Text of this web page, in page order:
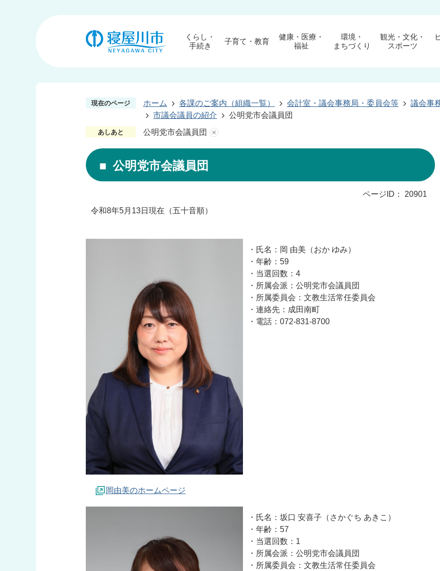
くらし・
手続き
子育て・教育
健康・医療・
福祉
環境・
まちづくり
観光・文化・
スポーツ
現在のページ ホーム 各課のご案内（組織一覧） 会計室・議会事務局・委員会等 議会事
市議会議員の紹介
公明党市会議員団
あしあと 公明党市会議員団
公明党市会議員団
ページID：
20901
令和8年5月13日現在（五十音順）
・氏名：岡 由美（おか ゆみ）
・年齢：59
・当選回数：4
・所属会派：公明党市会議員団
・所属委員会：文教生活常任委員会
・連絡先：成田南町
・電話：072-831-8700
岡由美のホームページ
・氏名：坂口 安喜子（さかぐち あきこ）
・年齢：57
・当選回数：1
・所属会派：公明党市会議員団
・所属委員会：文教生活常任委員会